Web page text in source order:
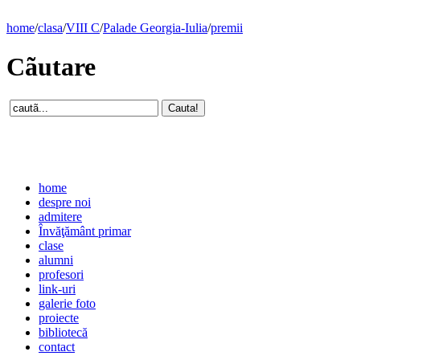
home/clasa/VIII C/Palade Georgia-Iulia/premii
Cãutare
home
despre noi
admitere
Învăţământ primar
clase
alumni
profesori
link-uri
galerie foto
proiecte
bibliotecă
contact